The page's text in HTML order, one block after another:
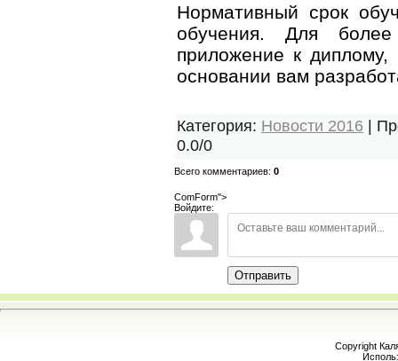
Нормативный срок
обучения. Для более
приложение к диплому,
основании вам
Категория: Новости 2016 |
0.0/0
Всего комментариев: 0
ComForm">
Войдите:
Отправить
Copyright